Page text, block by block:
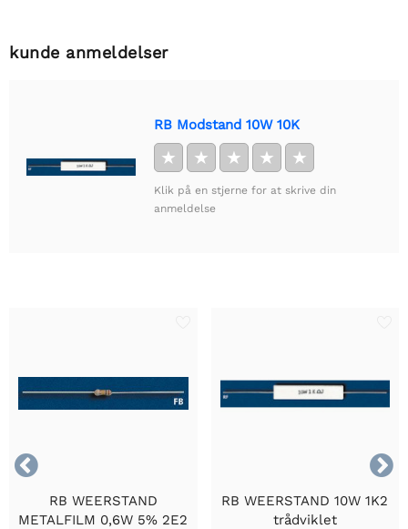
kunde anmeldelser
RB Modstand 10W 10K
★ ★ ★ ★ ★
Klik på en stjerne for at skrive din
anmeldelse


RB WEERSTAND
METALFILM 0,6W 5% 2E2
RB WEERSTAND 10W 1K2
trådviklet